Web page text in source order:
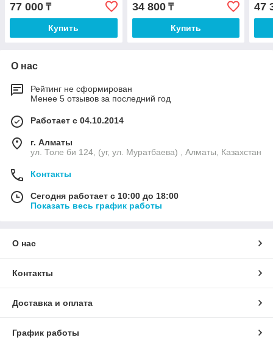
77 000 ₸
Купить
34 800₸
Купить
47
О нас
Рейтинг не сформирован
Менее 5 отзывов за последний год
Работает с 04.10.2014
г. Алматы
ул. Толе би 124, (уг, ул. Муратбаева) , Алматы, Казахстан
Контакты
Сегодня работает с 10:00 до 18:00
Показать весь график работы
О нас
Контакты
Доставка и оплата
График работы